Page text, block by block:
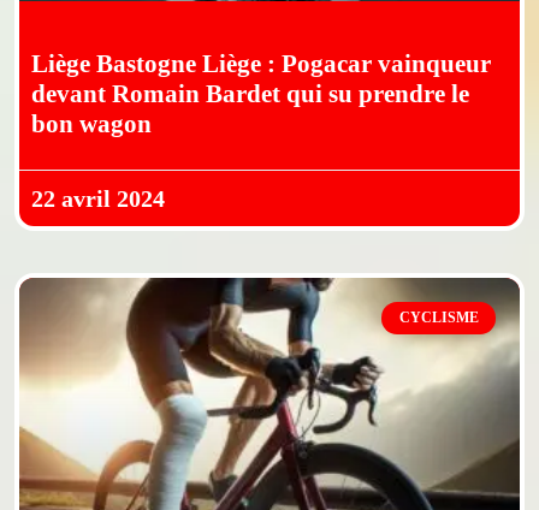
Liège Bastogne Liège : Pogacar vainqueur
devant Romain Bardet qui su prendre le
bon wagon
22 avril 2024
CYCLISME